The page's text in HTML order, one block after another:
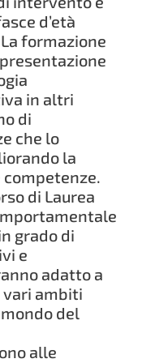
d’età
formazione
in altri
di
che lo
la
di Laurea
grado di
e
adatto a
ambiti
del
alle